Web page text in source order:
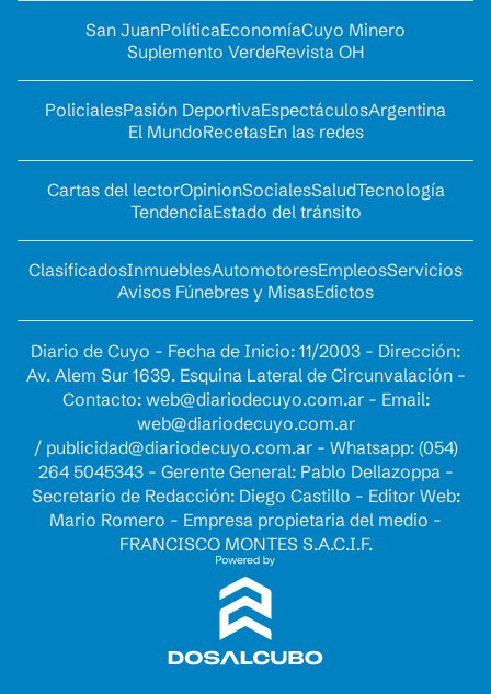
San JuanPolíticaEconomíaCuyo Minero
Suplemento VerdeRevista OH
PolicialesPasión DeportivaEspectáculosArgentina
El MundoRecetasEn las redes
Cartas del lectorOpinionSocialesSaludTecnología
TendenciaEstado del tránsito
ClasificadosInmueblesAutomotoresEmpleosServicios
Avisos Fúnebres y MisasEdictos
Diario de Cuyo - Fecha de Inicio: 11/2003 - Dirección:
Av. Alem Sur 1639. Esquina Lateral de Circunvalación -
Contacto: web@diariodecuyo.com.ar- Email:
web@diariodecuyo.com.ar
/ publicidad@diariodecuyo.com.ar- Whatsapp: (054)
264 5045343 - Gerente General: Pablo Dellazoppa -
Secretario de Redacción: Diego Castillo - Editor Web:
Mario Romero - Empresa propietaria del medio -
FRANCISCO MONTES S.A.C.I.F.